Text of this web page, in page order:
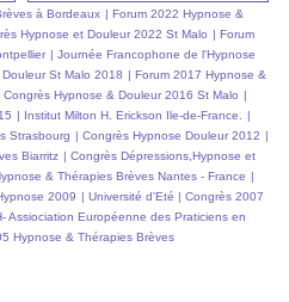
à Bordeaux | Forum 2022 Hypnose &
Hypnose et Douleur 2022 St Malo | Forum
| Journée Francophone de l'Hypnose
St Malo 2018 | Forum 2017 Hypnose &
Congrès Hypnose & Douleur 2016 St Malo |
| Institut Milton H. Erickson Ile-de-France. |
Strasbourg | Congrès Hypnose Douleur 2012 |
Biarritz | Congrès Dépressions,Hypnose et
& Thérapies Brèves Nantes - France |
2009 | Université d'Eté | Congrès 2007
Assiociation Européenne des Praticiens en
Hypnose & Thérapies Brèves